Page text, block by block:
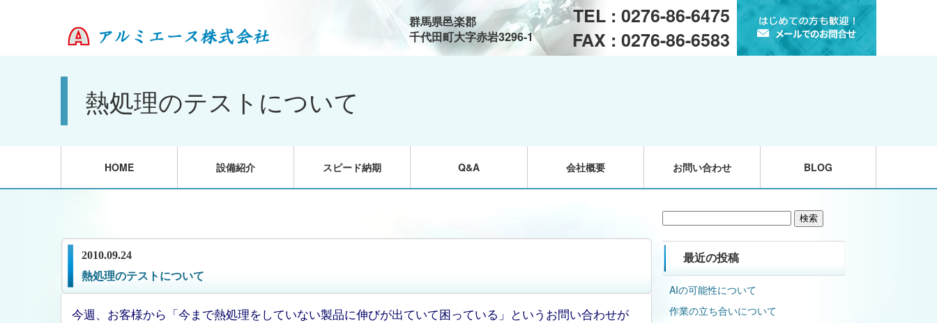
TEL : 0276-86-6475
FAX : 0276-86-6583
群馬県邑楽郡
千代田町大字赤岩3296-1
熱処理のテストについて
HOME 設備紹介 スピード納期 Q&A 会社概要 お問い合わせ BLOG
2010.09.24
熱処理のテストについて
今週、お客様から「今まで熱処理をしていない製品に伸びが出ていて困っている」というお問い合わせが
最近の投稿
AIの可能性について
作業の立ち合いについて